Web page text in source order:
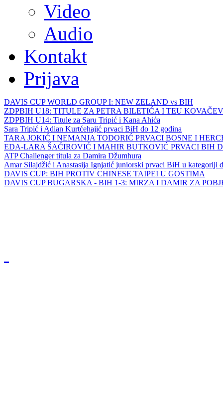
Video
Audio
Kontakt
Prijava
DAVIS CUP WORLD GROUP I: NEW ZELAND vs BIH
ZDPBIH U18: TITULE ZA PETRA BILETIĆA I TEU
ZDPBIH U14: Titule za Saru Tripić i Kana Ahića
Sara Tripić i Adian Kurtćehajić prvaci BiH do 12 godina
TARA JOKIĆ I NEMANJA TODORIĆ PRVACI BOSNE I
EDA-LARA ŠAĆIROVIĆ I MAHIR BUTKOVIĆ PRVACI BIH
ATP Challenger titula za Damira Džumhura
Amar Silajdžić i Anastasija Ignjatić juniorski prvaci BiH u kategoriji
DAVIS CUP: BIH PROTIV CHINESE TAIPEI U GOSTIMA
DAVIS CUP BUGARSKA - BIH 1-3: MIRZA I DAMIR ZA